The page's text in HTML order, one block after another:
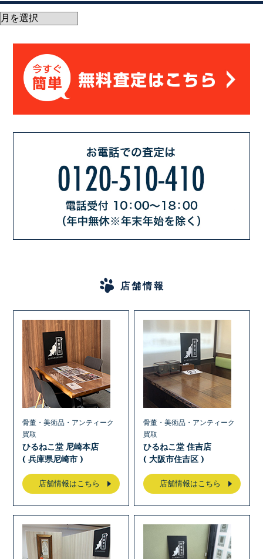
店舗情報
骨董・美術品・アンティーク
買取
ひるねこ堂 尼崎本店
( 兵庫県尼崎市 )
店舗情報はこちら
骨董・美術品・アンティーク
買取
ひるねこ堂 住吉店
( 大阪市住吉区 )
店舗情報はこちら